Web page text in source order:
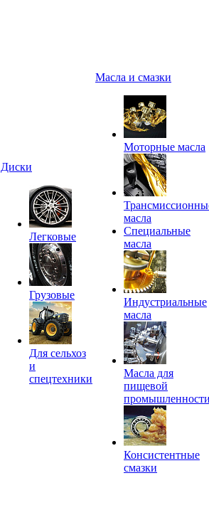
Диски
Легковые
Грузовые
Для сельхоз
и
спецтехники
Масла и смазки
Моторные масла
масла
Специальные
масла
Индустриальные
масла
Масла для
пищевой
Консистентные
смазки